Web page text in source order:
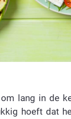
lang in de
hoeft dat